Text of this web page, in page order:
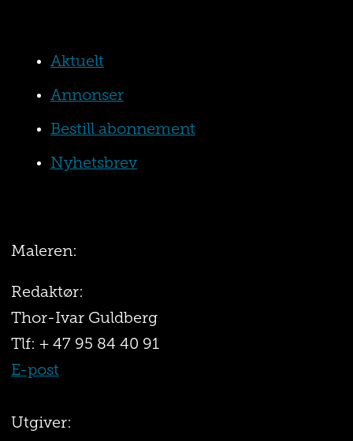
Aktuelt
Annonser
Bestill abonnement
Nyhetsbrev
Maleren:
Redaktør:
Thor-Ivar Guldberg
Tlf: + 47 95 84 40 91
E-post
Utgiver: